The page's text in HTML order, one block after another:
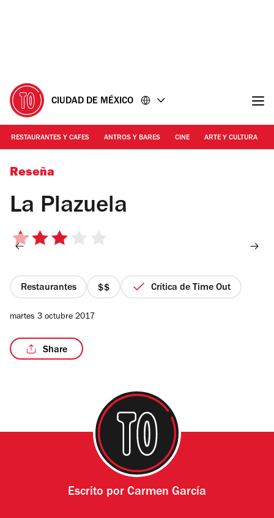
CIUDAD DE MÉXICO
RESTAURANTES Y CAFES ANTROS Y BARES CINE ARTE Y CULTURA
Foto: Carmen García
Reseña
La Plazuela
3
estrellas
Restaurantes
precio
Crítica de Time Out
martes 3 octubre 2017
Share
Escrito por Carmen García